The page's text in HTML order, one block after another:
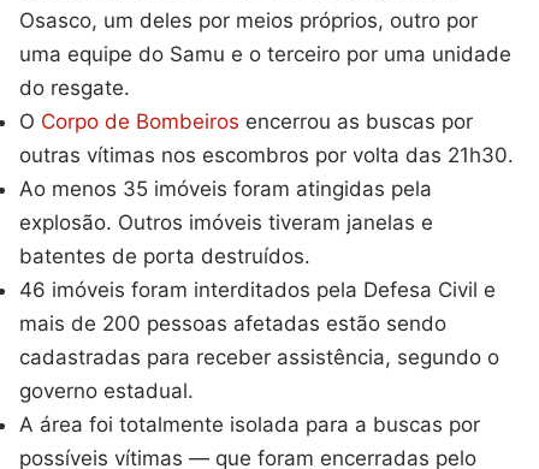
Osasco, um deles por meios próprios, outro por
uma equipe do Samu e o terceiro por uma unidade
do resgate.
O Corpo de Bombeiros encerrou as buscas por
outras vítimas nos escombros por volta das 21h30.
Ao menos 35 imóveis foram atingidas pela
explosão. Outros imóveis tiveram janelas e
batentes de porta destruídos.
46 imóveis foram interditados pela Defesa Civil e
mais de 200 pessoas afetadas estão sendo
cadastradas para receber assistência, segundo o
governo estadual.
A área foi totalmente isolada para a buscas por
possíveis vítimas — que foram encerradas pelo